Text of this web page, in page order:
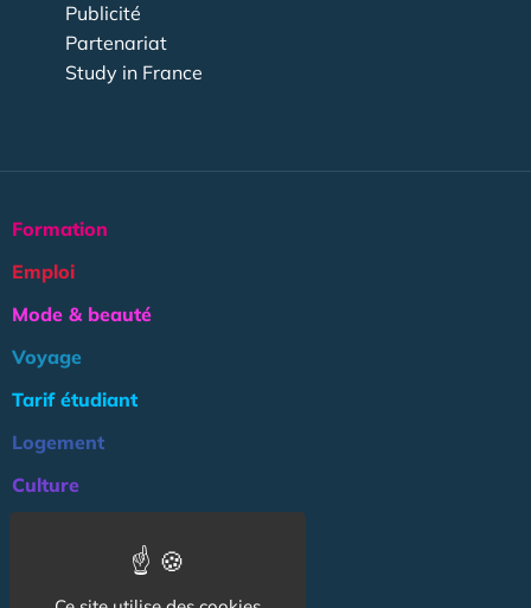
Publicité
Partenariat
Study in France
Formation
Emploi
Mode & beauté
Voyage
Tarif étudiant
Logement
Culture